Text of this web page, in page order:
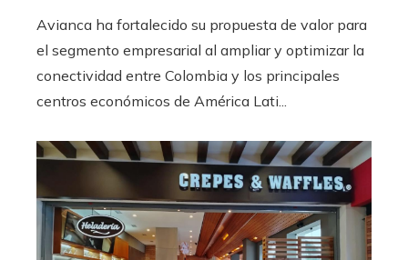
Avianca ha fortalecido su propuesta de valor para
el segmento empresarial al ampliar y optimizar la
conectividad entre Colombia y los principales
centros económicos de América Lati...